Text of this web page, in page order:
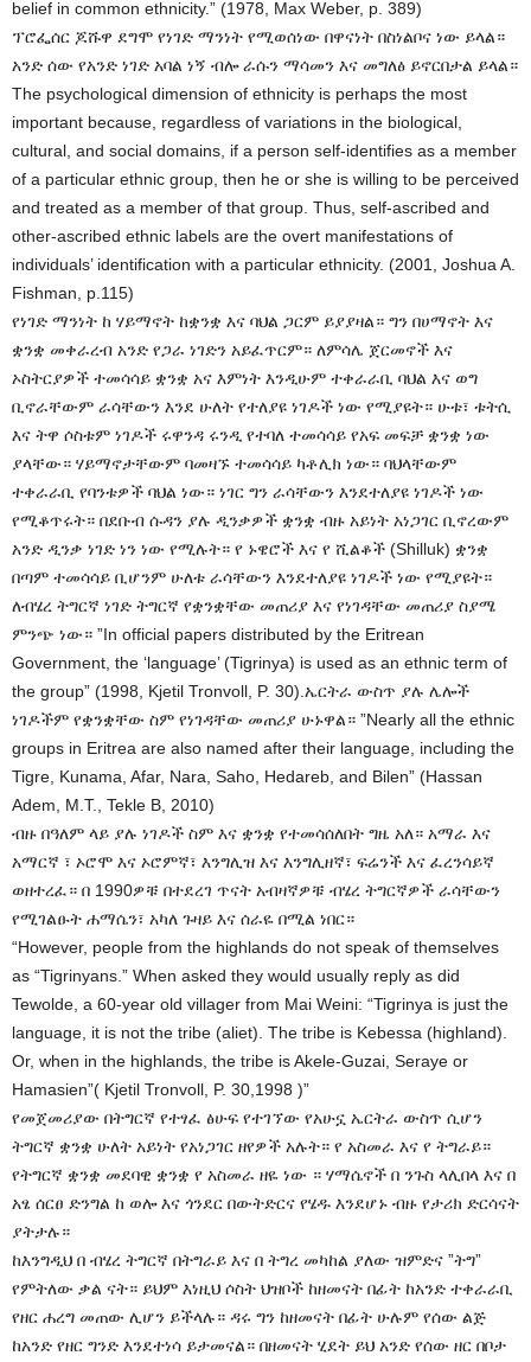
belief in common ethnicity.” (1978, Max Weber, p. 389)
ፕሮፌሰር ጆሹዋ ደግሞ የነገድ ማንነት የሚወሰነው በዋናነት በስነልቦና ነው ይላል።
አንድ ሰው የአንድ ነገድ አባል ነኝ ብሎ ራሱን ማሳመን እና መግለፅ ይኖርበታል ይላል።
The psychological dimension of ethnicity is perhaps the most
important because, regardless of variations in the biological,
cultural, and social domains, if a person self-identifies as a member
of a particular ethnic group, then he or she is willing to be perceived
and treated as a member of that group. Thus, self-ascribed and
other-ascribed ethnic labels are the overt manifestations of
individuals’ identification with a particular ethnicity. (2001, Joshua A.
Fishman, p.115)
የነገድ ማንነት ከ ሃይማኖት ከቋንቋ እና ባህል ጋርም ይያያዛል። ግን በሀማኖት እና
ቋንቋ መቀራረብ አንድ የጋራ ነገድን አይፈጥርም። ለምሳሌ ጀርመኖች እና
ኦስትርያዎች ተመሳሳይ ቋንቋ አና እምነት እንዲሁም ተቀራራቢ ባህል እና ወግ
ቢኖራቸውም ራሳቸውን እንደ ሁለት የተለያዩ ነገዶች ነው የሚያዩት። ሁቱ፣ ቱትሲ
እና ትዋ ሶስቱም ነገዶች ሩዋንዳ ሩንዲ የተባለ ተመሳሳይ የአፍ መፍቻ ቋንቋ ነው
ያላቸው። ሃይማኖታቸውም ባመዛኙ ተመሳሳይ ካቶሊክ ነው። ባህላቸውም
ተቀራራቢ የባንቱዎች ባህል ነው። ነገር ግን ራሳቸውን እንደተለያዩ ነገዶች ነው
የሚቆጥሩት። በደቡብ ሱዳን ያሉ ዲንቃዎች ቋንቋ ብዙ አይነት አነጋገር ቢኖረውም
አንድ ዲንቃ ነገድ ነን ነው የሚሉት። የ ኑዌሮች እና የ ሺልቆች (Shilluk) ቋንቋ
በጣም ተመሳሳይ ቢሆንም ሁለቱ ራሳቸውን እንደተለያዩ ነገዶች ነው የሚያዩት።
ለብሄረ ትግርኛ ነገድ ትግርኛ የቋንቋቸው መጠሪያ እና የነገዳቸው መጠሪያ ስያሜ
ምንጭ ነው። ”In official papers distributed by the Eritrean
Government, the ‘language’ (Tigrinya) is used as an ethnic term of
the group” (1998, Kjetil Tronvoll, P. 30).ኤርትራ ውስጥ ያሉ ሌሎች
ነገዶችም የቋንቋቸው ስም የነገዳቸው መጠሪያ ሁኑዋል። ”Nearly all the ethnic
groups in Eritrea are also named after their language, including the
Tigre, Kunama, Afar, Nara, Saho, Hedareb, and Bilen” (Hassan
Adem, M.T., Tekle B, 2010)
ብዙ በዓለም ላይ ያሉ ነገዶች ስም እና ቋንቋ የተመሳሰለበት ግዜ አለ። አማራ እና
አማርኛ ፣ ኦሮሞ እና ኦሮምኛ፣ እንግሊዝ እና እንግሊዘኛ፣ ፍሬንች እና ፈረንሳይኛ
ወዘተረፈ። በ 1990ዎቹ በተደረገ ጥናት አብዛኛዎቹ ብሄረ ትግርኛዎች ራሳቸውን
የሚገልፁት ሐማሴን፣ አካለ ጉዛይ እና ሰራዬ በሚል ነበር።
“However, people from the highlands do not speak of themselves
as “Tigrinyans.” When asked they would usually reply as did
Tewolde, a 60-year old villager from Mai Weini: “Tigrinya is just the
language, it is not the tribe (aliet). The tribe is Kebessa (highland).
Or, when in the highlands, the tribe is Akele-Guzai, Seraye or
Hamasien”( Kjetil Tronvoll, P. 30,1998 )”
የመጀመሪያው በትግርኛ የተፃፈ ፅሁፍ የተገኘው የአሁኗ ኤርትራ ውስጥ ሲሆን
ትግርኛ ቋንቋ ሁለት አይነት የአነጋገር ዘየዎች አሉት። የ አስመራ እና የ ትግራይ።
የትግርኛ ቋንቋ መደባዊ ቋንቋ የ አስመራ ዘዬ ነው ። ሃማሴኖች በ ንጉስ ላሊበላ እና በ
አፄ ሰርፀ ድንግል ከ ወሎ እና ጎንደር በውትድርና የሄዱ እንደሆኑ ብዙ የታሪክ ድርሳናት
ያትታሉ።
ከእንግዲህ በ ብሄረ ትግርኛ በትግራይ እና በ ትግረ መካከል ያለው ዝምድና ”ትግ”
የምትለው ቃል ናት። ይህም እነዚህ ሶስት ህዝቦች ከዘመናት በፊት ከአንድ ተቀራራቢ
የዘር ሐረግ መጠው ሊሆን ይችላሉ። ዳሩ ግን ከዘመናት በፊት ሁሉም የሰው ልጅ
ከአንድ የዘር ግንድ እንደተነሳ ይታመናል። በዘመናት ሂደት ይህ አንድ የሰው ዘር በቦታ